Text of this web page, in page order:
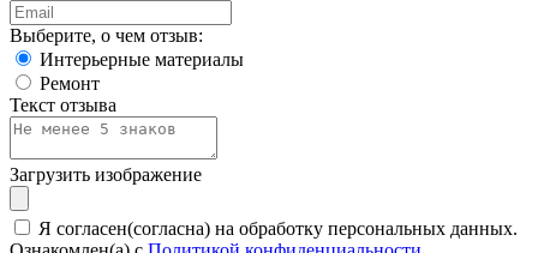
Выберите, о чем отзыв:
Интерьерные материалы
Ремонт
Текст отзыва
Загрузить изображение
Я согласен(согласна) на обработку персональных данных.